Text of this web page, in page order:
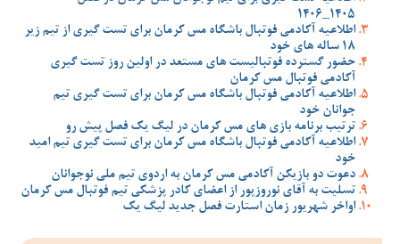
1405_1406
اطلاعیه آکادمی فوتبال باشگاه مس کرمان برای تست گیری از تیم زیر
18 ساله های خود
حضور گسترده فوتبالیست های مستعد در اولین روز تست گیری
آکادمی فوتبال مس کرمان
اطلاعیه آکادمی فوتبال باشگاه مس کرمان برای تست گیری تیم
جوانان خود
ترتیب برنامه بازی های مس کرمان در لیگ یک فصل پیش رو
اطلاعیه آکادمی فوتبال باشگاه مس کرمان برای تست گیری تیم امید
خود
دعوت دو بازیکن آکادمی مس کرمان به اردوی تیم ملی نوجوانان
تسلیت به آقای نوروزپور از اعضای کادر پزشکی تیم فوتبال مس کرمان
اواخر شهریور زمان استارت فصل جدید لیگ یک